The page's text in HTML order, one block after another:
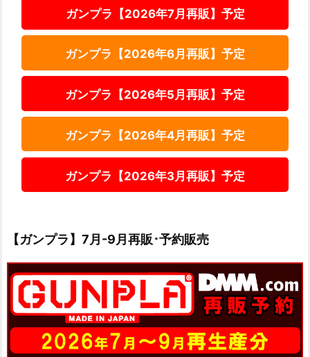
ガンプラ【2026年7月再販】予定
ガンプラ【2026年6月再販】予定
ガンプラ【2026年5月再販】予定
ガンプラ【2026年4月再販】予定
ガンプラ【2026年3月再販】予定
【ガンプラ】7月-9月再販･予約販売